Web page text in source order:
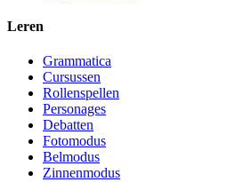
Leren
Grammatica
Cursussen
Rollenspellen
Personages
Debatten
Fotomodus
Belmodus
Zinnenmodus